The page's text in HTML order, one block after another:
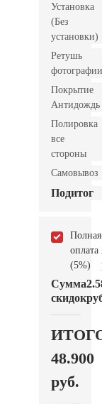
Установка
(Без
установки)
Ретушь
фотографии
Покрытие
Антидождь
Полировка
все
стороны
Самовывоз
Подитог
Полная
оплата
(5%)
Сумма
скидок
48.900
руб.